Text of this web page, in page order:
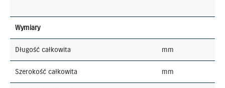
Wymiary
Długość całkowita mm
Szerokość całkowita mm